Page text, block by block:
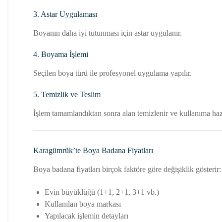
3. Astar Uygulaması
Boyanın daha iyi tutunması için astar uygulanır.
4. Boyama İşlemi
Seçilen boya türü ile profesyonel uygulama yapılır.
5. Temizlik ve Teslim
İşlem tamamlandıktan sonra alan temizlenir ve kullanıma
Karagümrük’te Boya Badana Fiyatları
Boya badana fiyatları birçok faktöre göre değişiklik gösterir:
Evin büyüklüğü (1+1, 2+1, 3+1 vb.)
Kullanılan boya markası
Yapılacak işlemin detayları